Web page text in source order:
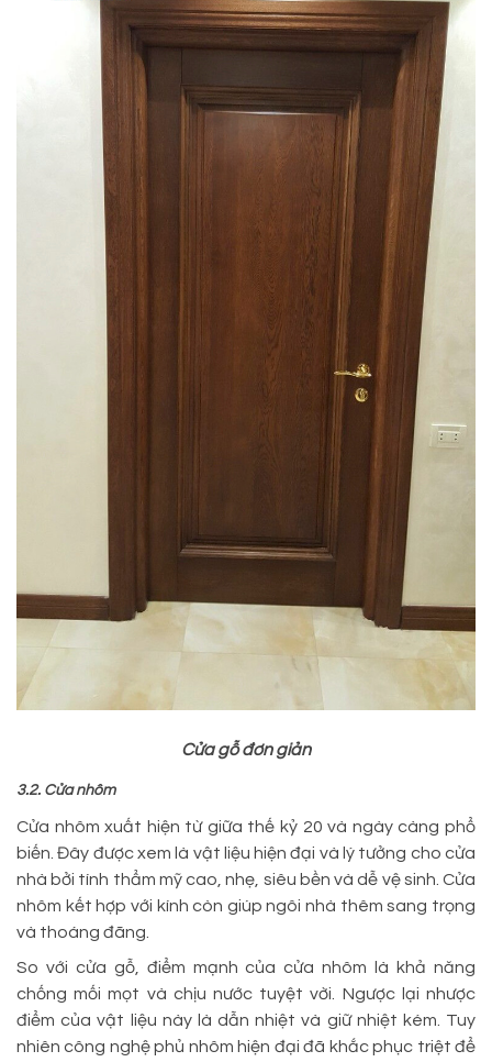
Cửa gỗ đơn giản
3.2. Cửa nhôm
Cửa nhôm xuất hiện từ giữa thế kỷ 20 và ngày càng phổ
biến. Đây được xem là vật liệu hiện đại và lý tưởng cho cửa
nhà bởi tính thẩm mỹ cao, nhẹ, siêu bền và dễ vệ sinh. Cửa
nhôm kết hợp với kính còn giúp ngôi nhà thêm sang trọng
và thoáng đãng.
So với cửa gỗ, điểm mạnh của cửa nhôm là khả năng
chống mối mọt và chịu nước tuyệt vời. Ngược lại nhược
điểm của vật liệu này là dẫn nhiệt và giữ nhiệt kém. Tuy
nhiên công nghệ phủ nhôm hiện đại đã khắc phục triệt để